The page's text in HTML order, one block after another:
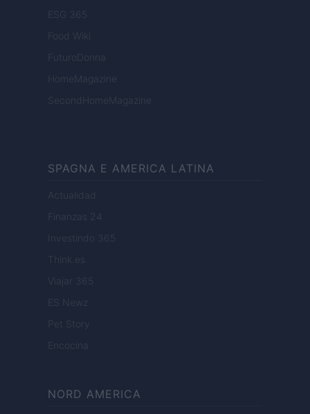
ESG 365
Food Wiki
FuturoDonna
HomeMagazine
SecondHomeMagazine
SPAGNA E AMERICA LATINA
Actualidad
Finanzas 24
Investindo 365
Think.es
Viajar 365
ES Newz
Pet Story
Encocina
NORD AMERICA